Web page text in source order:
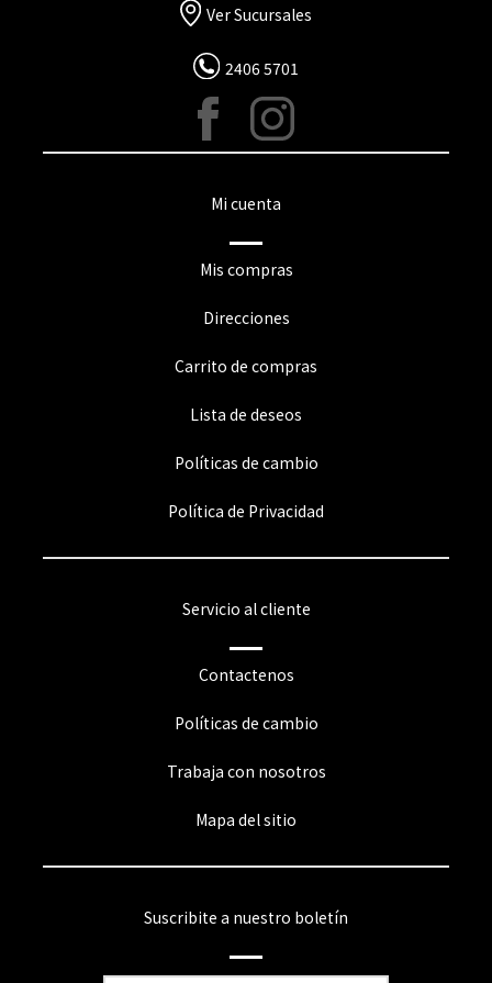
Ver Sucursales
2406 5701
Mi cuenta
Mis compras
Direcciones
Carrito de compras
Lista de deseos
Políticas de cambio
Política de Privacidad
Servicio al cliente
Contactenos
Políticas de cambio
Trabaja con nosotros
Mapa del sitio
Suscribite a nuestro boletín